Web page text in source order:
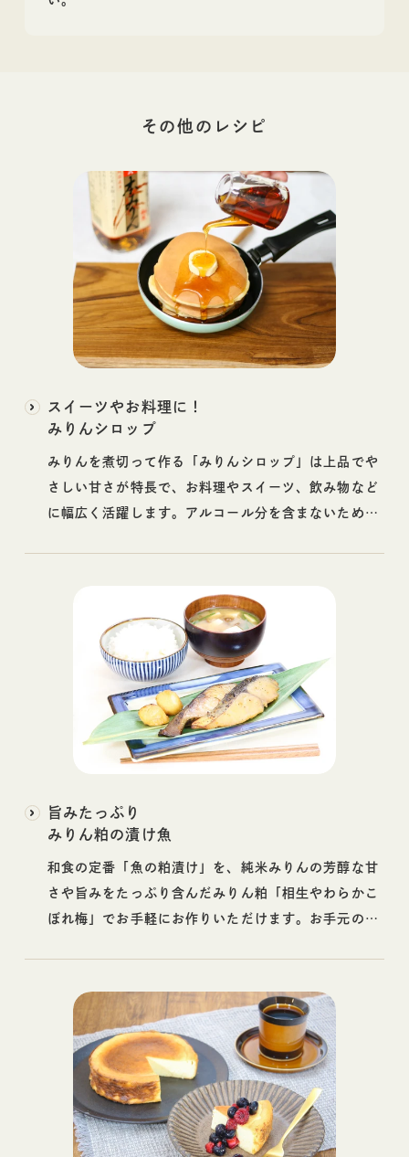
その他の レシピ
スイーツやお料理に！
みりんシロップ
みりんを煮切って作る「みりんシロップ」は上品でや
さしい甘さが特長で、お料理やスイーツ、飲み物など
に幅広く活躍します。アルコール分を含まないため、
旨みたっぷり
みりん粕の漬け魚
和食の定番「魚の粕漬け」を、純米みりんの芳醇な甘
さや旨みをたっぷり含んだみりん粕「相生やわらかこ
ぼれ梅」でお手軽にお作りいただけます。お手元の味